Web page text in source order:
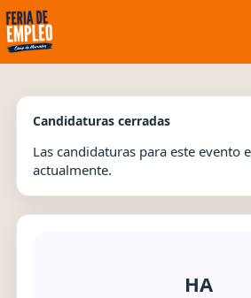
Candidaturas cerradas
Las candidaturas para este evento
actualmente.
HA